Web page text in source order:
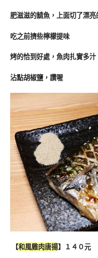
肥滋滋的鯖魚，上面切了漂亮
吃之前擠些檸檬提味
烤的恰到好處，魚肉扎實多汁
沾點胡椒鹽，讚喔
【和風雞肉唐揚】１４０元